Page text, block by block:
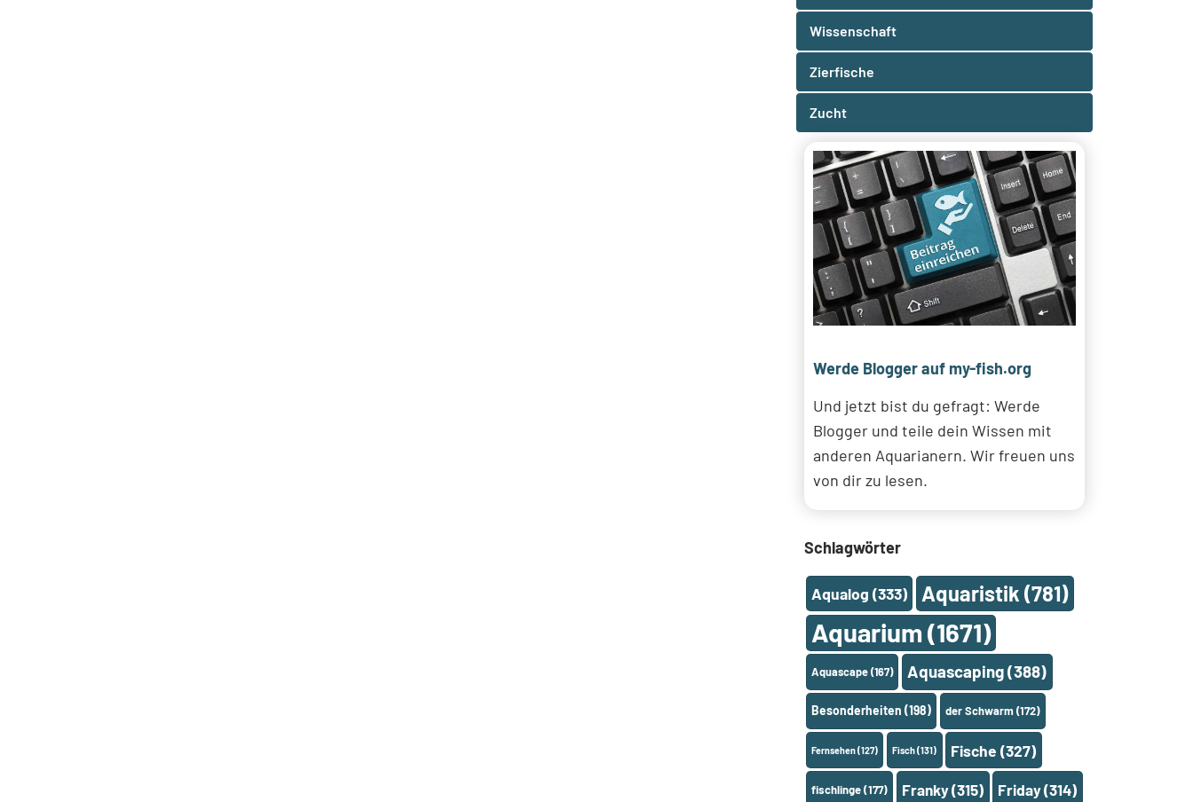
Wissenschaft
Zierfische
Zucht
Werde Blogger auf my-fish.org
Und jetzt bist du gefragt: Werde
Blogger und teile dein Wissen mit
anderen Aquarianern. Wir freuen uns
von dir zu lesen.
Schlagwörter
Aqualog (333) Aquaristik (781)
Aquarium (1671)
Aquascape(167) Aquascaping(388)
Besonderheiten (198) der Schwarm(172)
Fernsehen(127) Fisch(131) Fische (327)
fischlinge(177) Franky(315) Friday(314)